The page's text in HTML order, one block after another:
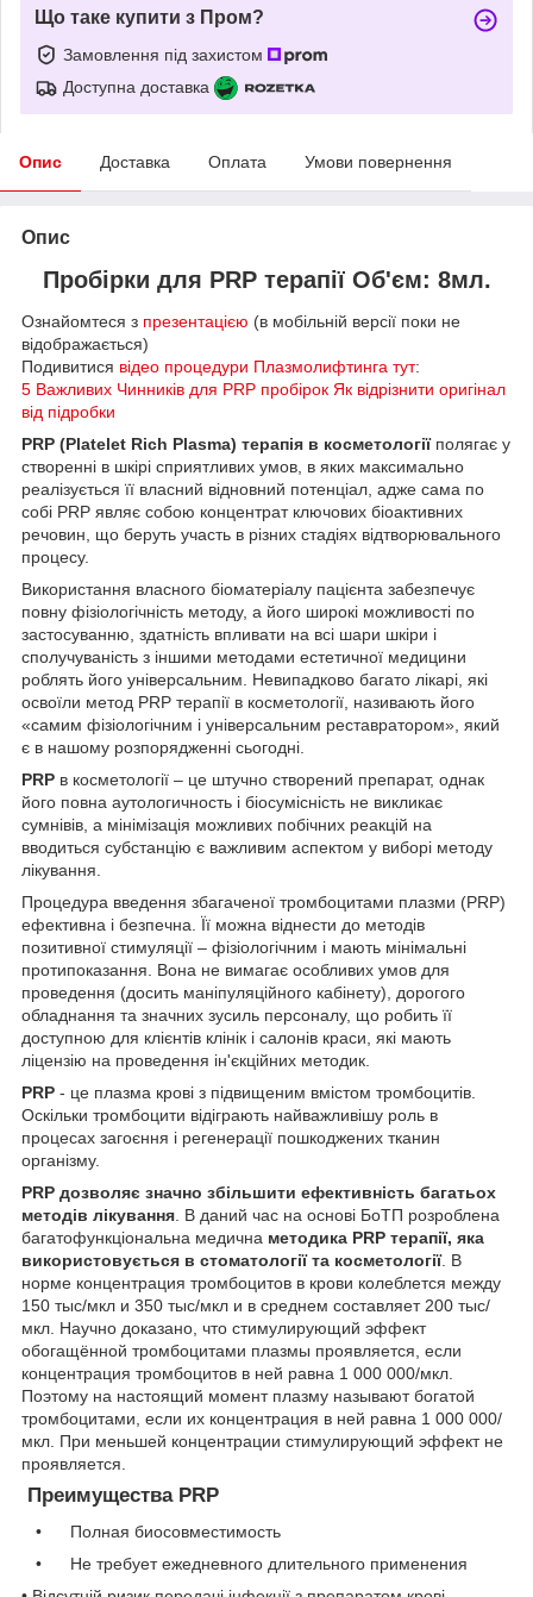
Що таке купити з Пром?
Замовлення під захистом
Доступна доставка
Опис Доставка Оплата Умови повернення
Опис
Пробірки для PRP терапії Об'єм: 8мл.
Ознайомтеся з презентацією (в мобільній версії поки не
відображається)
Подивитися відео процедури Плазмолифтинга тут:
5 Важливих Чинників для PRP пробірок Як відрізнити оригінал
від підробки
PRP (Platelet Rich Plasma) терапія в косметологіїполягає у
створенні в шкірі сприятливих умов, в яких максимально
реалізується її власний відновний потенціал, адже сама по
собі PRP являє собою концентрат ключових біоактивних
речовин, що беруть участь в різних стадіях відтворювального
процесу.
Використання власного біоматеріалу пацієнта забезпечує
повну фізіологічність методу, а його широкі можливості по
застосуванню, здатність впливати на всі шари шкіри і
сполучуваність з іншими методами естетичної медицини
роблять його універсальним. Невипадково багато лікарі, які
освоїли метод PRP терапії в косметології, називають його
«самим фізіологічним і універсальним реставратором», який
є в нашому розпорядженні сьогодні.
PRP в косметології – це штучно створений препарат, однак
його повна аутологичность і біосумісність не викликає
сумнівів, а мінімізація можливих побічних реакцій на
вводиться субстанцію є важливим аспектом у виборі методу
лікування.
Процедура введення збагаченої тромбоцитами плазми (PRP)
ефективна і безпечна. Її можна віднести до методів
позитивної стимуляції – фізіологічним і мають мінімальні
протипоказання. Вона не вимагає особливих умов для
проведення (досить маніпуляційного кабінету), дорогого
обладнання та значних зусиль персоналу, що робить її
доступною для клієнтів клінік і салонів краси, які мають
ліцензію на проведення ін'єкційних методик.
PRP - це плазма крові з підвищеним вмістом тромбоцитів.
Оскільки тромбоцити відіграють найважливішу роль в
процесах загоєння і регенерації пошкоджених тканин
організму.
PRP дозволяє значно збільшити ефективність багатьох
методів лікування. В даний час на основі БоТП розроблена
багатофункціональна медична методика PRP терапії, яка
використовується в стоматології та косметології. В
норме концентрация тромбоцитов в крови колеблется между
150 тыс/мкл и 350 тыс/мкл и в среднем составляет 200 тыс/
мкл. Научно доказано, что стимулирующий эффект
обогащённой тромбоцитами плазмы проявляется, если
концентрация тромбоцитов в ней равна 1 000 000/мкл.
Поэтому на настоящий момент плазму называют богатой
тромбоцитами, если их концентрация в ней равна 1 000 000/
мкл. При меньшей концентрации стимулирующий эффект не
проявляется.
Преимущества PRP
• Полная биосовместимость
• Не требует ежедневного длительного применения